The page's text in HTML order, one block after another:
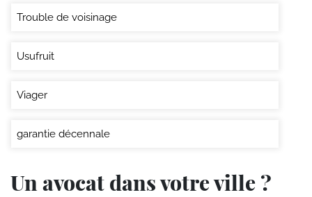
Trouble de voisinage
Usufruit
Viager
garantie décennale
Un avocat dans votre ville ?